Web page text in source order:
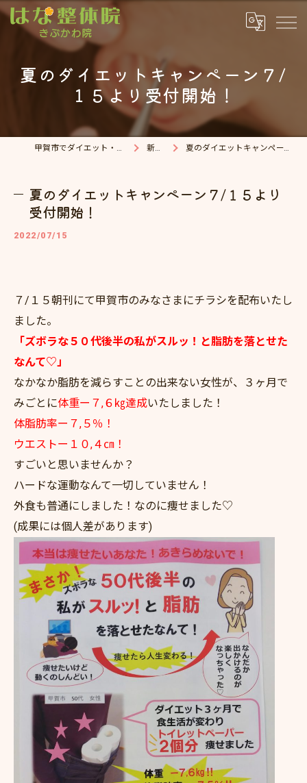
夏のダイエットキャンペーン７/
１５より受付開始！
甲賀市でダイエット・整体院ならはな整体院 新着情報 夏のダイエットキャンペーン７/１５より受付開始！
夏のダイエットキャンペーン７/１５より
受付開始！
2022/07/15
７/１５朝刊にて甲賀市のみなさまにチラシを配布いたし
ました。
「ズボラな５０代後半の私がスルッ！と脂肪を落とせた
なんて♡」
なかなか脂肪を減らすことの出来ない女性が、３ヶ月で
みごとに体重ー７,６㎏達成いたしました！
体脂肪率ー７,５％！
ウエストー１０,４㎝！
すごいと思いませんか？
ハードな運動なんて一切していません！
外食も普通にしました！なのに痩せました♡
(成果には個人差があります)